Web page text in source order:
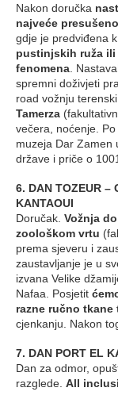
Nakon doručka
najveće
gdje je predviđena
pustinjskih ruža
fenomena .
spremni doživjeti
road vožnju
Tamerza
večera, noćenje.
muzeja Dar Zamen
države i priče o
6. DAN TOZEUR –
KANTAOUI
Doručak. Vožnja
zoološkom vrtu
prema sjeveru i
zaustavljanje je u
izvana Velike
Nafaa. Posjetit
razne ručno tkane
cjenkanju. Nakon
7. DAN PORT EL
Dan za odmor,
razglede. All